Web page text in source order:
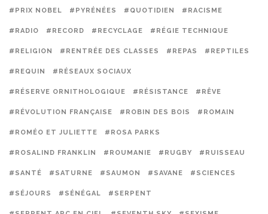
#PRIX NOBEL #PYRÉNÉES #QUOTIDIEN #RACISME
#RADIO #RECORD #RECYCLAGE #RÉGIE TECHNIQUE
#RELIGION #RENTRÉE DES CLASSES #REPAS #REPTILES
#REQUIN #RÉSEAUX SOCIAUX
#RÉSERVE ORNITHOLOGIQUE #RÉSISTANCE #RÊVE
#RÉVOLUTION FRANÇAISE #ROBIN DES BOIS #ROMAIN
#ROMÉO ET JULIETTE #ROSA PARKS
#ROSALIND FRANKLIN #ROUMANIE #RUGBY #RUISSEAU
#SANTÉ #SATURNE #SAUMON #SAVANE #SCIENCES
#SÉJOURS #SÉNÉGAL #SERPENT